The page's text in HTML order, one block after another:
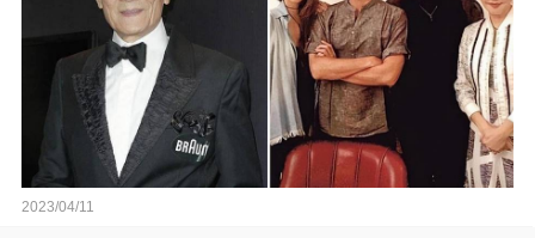
2023/04/11